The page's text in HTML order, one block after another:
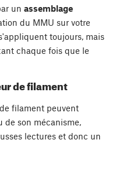
un assemblage
du MMU sur votre
toujours, mais
chaque fois que le
de filament
filament peuvent
de son mécanisme,
lectures et donc un